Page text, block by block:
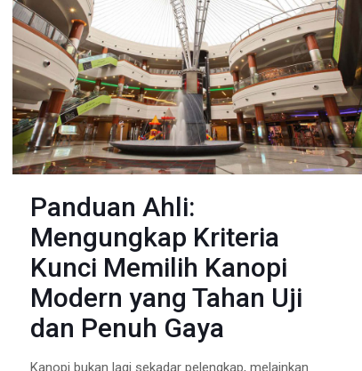
Panduan Ahli:
Mengungkap Kriteria
Kunci Memilih Kanopi
Modern yang Tahan Uji
dan Penuh Gaya
Kanopi bukan lagi sekadar pelengkap, melainkan